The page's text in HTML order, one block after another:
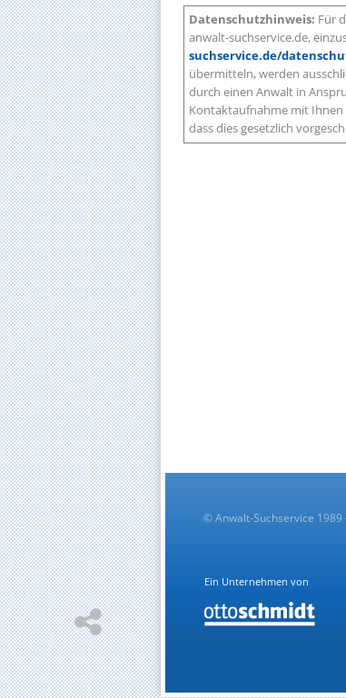
Datenschutzhinweis: Für
anwalt-suchservice.de,
suchservice.de/
übermitteln, werden
durch einen Anwalt in
Kontaktaufnahme mit Ihnen
dass dies gesetzlich
© Anwalt-Suchservice 1989
Ein Unternehmen von